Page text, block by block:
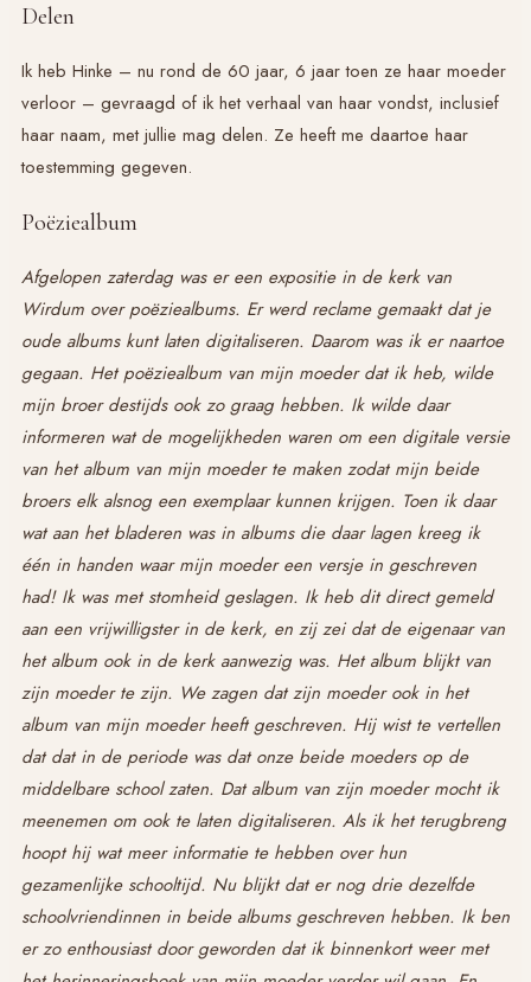
Delen
Ik heb Hinke – nu rond de 60 jaar, 6 jaar toen ze haar moeder
verloor – gevraagd of ik het verhaal van haar vondst, inclusief
haar naam, met jullie mag delen. Ze heeft me daartoe haar
toestemming gegeven.
Poëziealbum
Afgelopen zaterdag was er een expositie in de kerk van
Wirdum over poëziealbums. Er werd reclame gemaakt dat je
oude albums kunt laten digitaliseren. Daarom was ik er naartoe
gegaan. Het poëziealbum van mijn moeder dat ik heb, wilde
mijn broer destijds ook zo graag hebben. Ik wilde daar
informeren wat de mogelijkheden waren om een digitale versie
van het album van mijn moeder te maken zodat mijn beide
broers elk alsnog een exemplaar kunnen krijgen. Toen ik daar
wat aan het bladeren was in albums die daar lagen kreeg ik
één in handen waar mijn moeder een versje in geschreven
had! Ik was met stomheid geslagen. Ik heb dit direct gemeld
aan een vrijwilligster in de kerk, en zij zei dat de eigenaar van
het album ook in de kerk aanwezig was. Het album blijkt van
zijn moeder te zijn. We zagen dat zijn moeder ook in het
album van mijn moeder heeft geschreven. Hij wist te vertellen
dat dat in de periode was dat onze beide moeders op de
middelbare school zaten. Dat album van zijn moeder mocht ik
meenemen om ook te laten digitaliseren. Als ik het terugbreng
hoopt hij wat meer informatie te hebben over hun
gezamenlijke schooltijd. Nu blijkt dat er nog drie dezelfde
schoolvriendinnen in beide albums geschreven hebben. Ik ben
er zo enthousiast door geworden dat ik binnenkort weer met